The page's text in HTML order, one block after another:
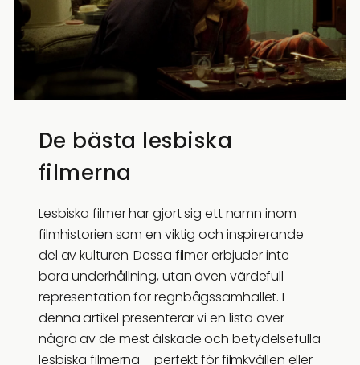
De bästa lesbiska
filmerna
Lesbiska filmer har gjort sig ett namn inom
filmhistorien som en viktig och inspirerande
del av kulturen. Dessa filmer erbjuder inte
bara underhållning, utan även värdefull
representation för regnbågssamhället. I
denna artikel presenterar vi en lista över
några av de mest älskade och betydelsefulla
lesbiska filmerna – perfekt för filmkvällen eller